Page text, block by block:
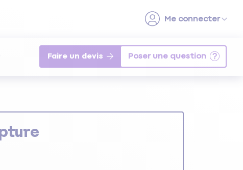
Faire un devis